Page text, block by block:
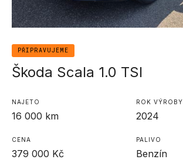
Škoda Scala 1.0 TSI
PŘIPRAVUJEME
NAJETO
16 000 km
ROK VÝROBY
2024
CENA
379 000 Kč
PALIVO
Benzín